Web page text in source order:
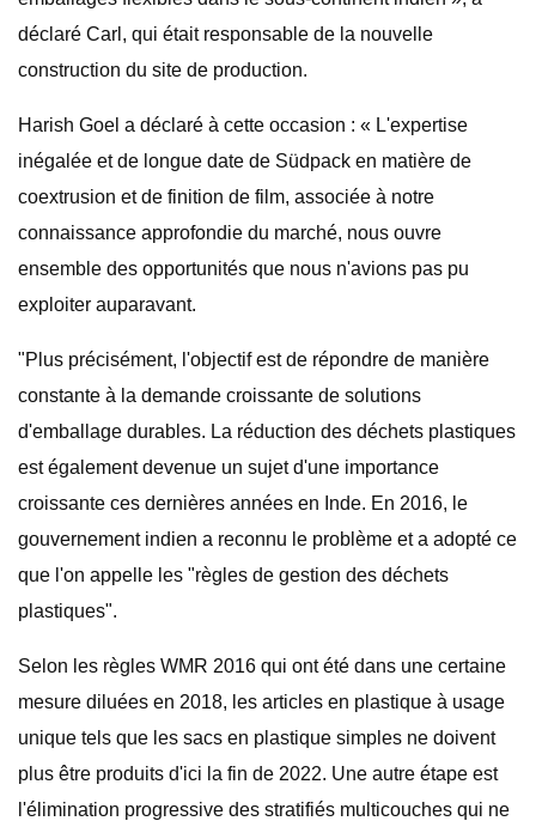
déclaré Carl, qui était responsable de la nouvelle
construction du site de production.
Harish Goel a déclaré à cette occasion : « L'expertise
inégalée et de longue date de Südpack en matière de
coextrusion et de finition de film, associée à notre
connaissance approfondie du marché, nous ouvre
ensemble des opportunités que nous n'avions pas pu
exploiter auparavant.
"Plus précisément, l'objectif est de répondre de manière
constante à la demande croissante de solutions
d'emballage durables. La réduction des déchets plastiques
est également devenue un sujet d'une importance
croissante ces dernières années en Inde. En 2016, le
gouvernement indien a reconnu le problème et a adopté ce
que l'on appelle les "règles de gestion des déchets
plastiques".
Selon les règles WMR 2016 qui ont été dans une certaine
mesure diluées en 2018, les articles en plastique à usage
unique tels que les sacs en plastique simples ne doivent
plus être produits d'ici la fin de 2022. Une autre étape est
l'élimination progressive des stratifiés multicouches qui ne